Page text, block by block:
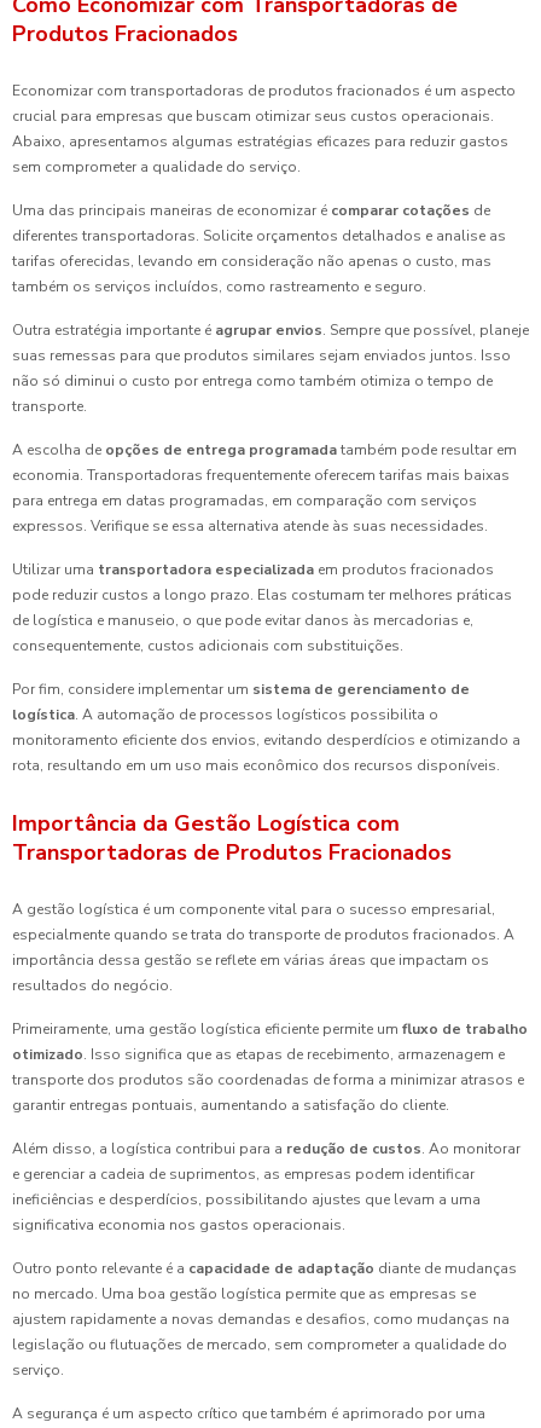
Produtos Fracionados
Economizar com transportadoras de produtos fracionados é um aspecto
crucial para empresas que buscam otimizar seus custos operacionais.
Abaixo, apresentamos algumas estratégias eficazes para reduzir gastos
sem comprometer a qualidade do serviço.
Uma das principais maneiras de economizar é comparar cotações de
diferentes transportadoras. Solicite orçamentos detalhados e analise as
tarifas oferecidas, levando em consideração não apenas o custo, mas
também os serviços incluídos, como rastreamento e seguro.
Outra estratégia importante é agrupar envios. Sempre que possível, planeje
suas remessas para que produtos similares sejam enviados juntos. Isso
não só diminui o custo por entrega como também otimiza o tempo de
transporte.
A escolha de opções de entrega programadatambém pode resultar em
economia. Transportadoras frequentemente oferecem tarifas mais baixas
para entrega em datas programadas, em comparação com serviços
expressos. Verifique se essa alternativa atende às suas necessidades.
Utilizar uma transportadora especializada em produtos fracionados
pode reduzir custos a longo prazo. Elas costumam ter melhores práticas
de logística e manuseio, o que pode evitar danos às mercadorias e,
consequentemente, custos adicionais com substituições.
Por fim, considere implementar um sistema de gerenciamento de
logística. A automação de processos logísticos possibilita o
monitoramento eficiente dos envios, evitando desperdícios e otimizando a
rota, resultando em um uso mais econômico dos recursos disponíveis.
Importância da Gestão Logística com
Transportadoras de Produtos Fracionados
A gestão logística é um componente vital para o sucesso empresarial,
especialmente quando se trata do transporte de produtos fracionados. A
importância dessa gestão se reflete em várias áreas que impactam os
resultados do negócio.
Primeiramente, uma gestão logística eficiente permite um fluxo de trabalho
otimizado. Isso significa que as etapas de recebimento, armazenagem e
transporte dos produtos são coordenadas de forma a minimizar atrasos e
garantir entregas pontuais, aumentando a satisfação do cliente.
Além disso, a logística contribui para a redução de custos. Ao monitorar
e gerenciar a cadeia de suprimentos, as empresas podem identificar
ineficiências e desperdícios, possibilitando ajustes que levam a uma
significativa economia nos gastos operacionais.
Outro ponto relevante é a capacidade de adaptação diante de mudanças
no mercado. Uma boa gestão logística permite que as empresas se
ajustem rapidamente a novas demandas e desafios, como mudanças na
legislação ou flutuações de mercado, sem comprometer a qualidade do
serviço.
A segurança é um aspecto crítico que também é aprimorado por uma